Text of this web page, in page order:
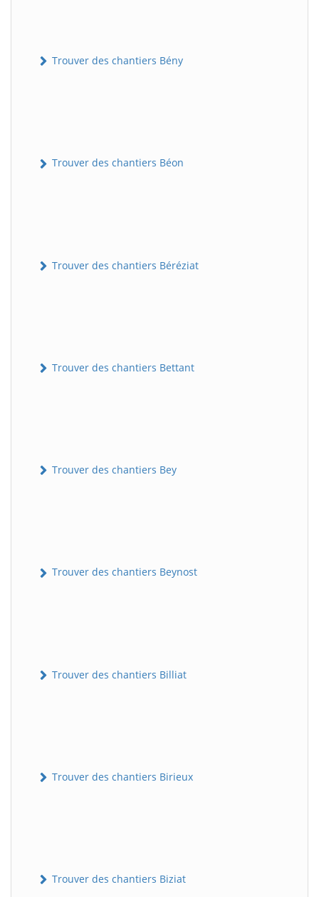
Trouver des chantiers Bény
Trouver des chantiers Béon
Trouver des chantiers Béréziat
Trouver des chantiers Bettant
Trouver des chantiers Bey
Trouver des chantiers Beynost
Trouver des chantiers Billiat
Trouver des chantiers Birieux
Trouver des chantiers Biziat